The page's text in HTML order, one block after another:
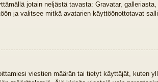
jotain neljästä tavasta: Gravatar,
ja valitsee mitkä avatarien käyttöönottotavat
viestien määrän tai tietyt käyttäjät, kuten